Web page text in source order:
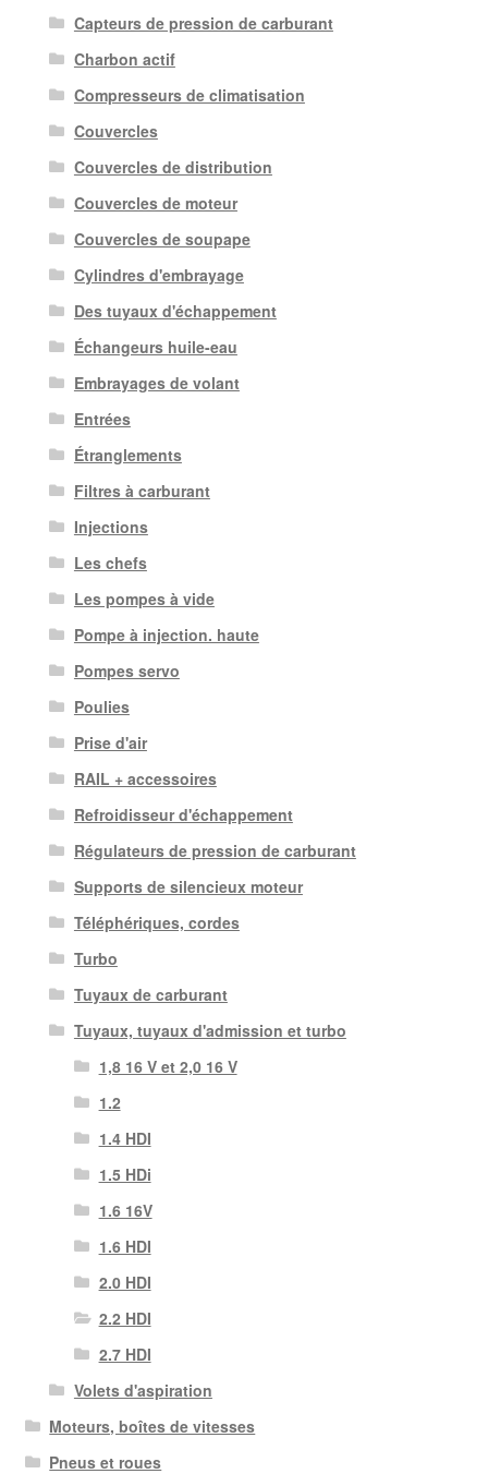
Capteurs de pression de carburant
Charbon actif
Compresseurs de climatisation
Couvercles
Couvercles de distribution
Couvercles de moteur
Couvercles de soupape
Cylindres d'embrayage
Des tuyaux d'échappement
Échangeurs huile-eau
Embrayages de volant
Entrées
Étranglements
Filtres à carburant
Injections
Les chefs
Les pompes à vide
Pompe à injection. haute
Pompes servo
Poulies
Prise d'air
RAIL + accessoires
Refroidisseur d'échappement
Régulateurs de pression de carburant
Supports de silencieux moteur
Téléphériques, cordes
Turbo
Tuyaux de carburant
Tuyaux, tuyaux d'admission et turbo
1,8 16 V et 2,0 16 V
1.2
1.4 HDI
1.5 HDi
1.6 16V
1.6 HDI
2.0 HDI
2.2 HDI
2.7 HDI
Volets d'aspiration
Moteurs, boîtes de vitesses
Pneus et roues